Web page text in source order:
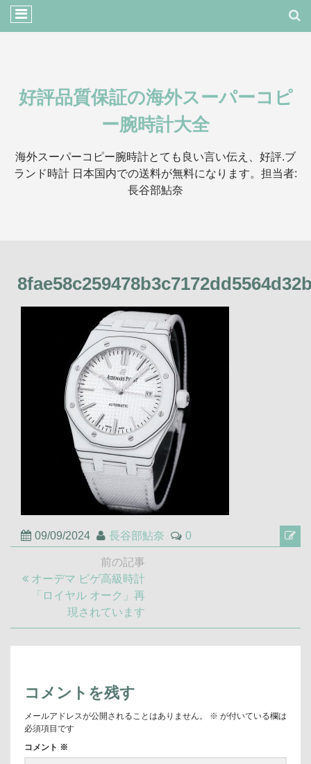
好評品質保証の海外スーパーコピ
ー腕時計大全
海外スーパーコピー腕時計とても良い言い伝え、好評.ブ
ランド時計 日本国内での送料が無料になります。担当者:
長谷部鮎奈
09/09/2024 長谷部鮎奈 0
ナ
ー
シ
前の記事
前
事:
オーデマ ピゲ高級時計
「ロイヤル オーク」再
現されています
コメントを残す
メールアドレスが公開されることはありません。 ※ が付いている欄は
必須項目です
コメント ※